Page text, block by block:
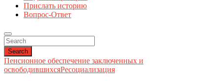
Прислать историю
Вопрос-Ответ
Search
Пенсионное обеспечение заключенных и
освободившихсяРесоциализация